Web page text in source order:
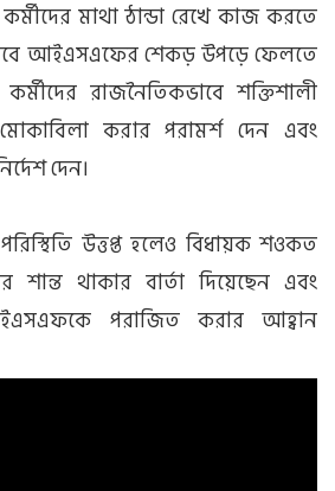
মাথা ঠান্ডা রেখে কাজ করতে
আইএসএফের শেকড় উপড়ে ফেলতে
রাজনৈতিকভাবে শক্তিশালী
করার পরামর্শ দেন এবং
দেন।
উত্তপ্ত হলেও বিধায়ক শওকত
শান্ত থাকার বার্তা দিয়েছেন এবং
পরাজিত করার আহ্বান